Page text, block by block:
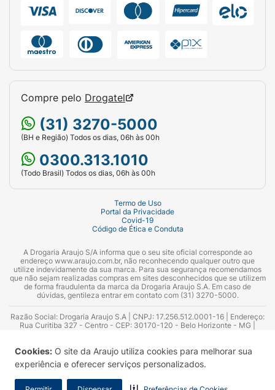
Cookies: O site da Araujo utiliza cookies para melhorar sua
experiência e oferecer serviços personalizados.
Melasyl é um novo ativo patenteado com
prevenir manchas como nunca antes. Com
eficácia clínica comprovada, ele intercepta o
excesso de melanina antes que cause
diferenças de tonalidade na pele.
uniformiza o tom, acalma e protege a barreira
da pele
Carnosina:Ação antioxidante
Ácido Hialurônico:Efeito hidratante
Ação esfoliativa e estímula da
renovação celular
Glicerina:Proteção da barreira da pele
Água Termal La Roche-Posay: Ação calmante
e suavizante
Composição:
DIMETHICONE • NIACINAMIDE • GLYCERIN •
PROPYLENE GLYCOL • POLYSILICONE-11 •
SILICA • BIS-PEG/PPG-16/16 PEG/PPG-16/16
Compre pelo Drogatel
(31) 3270-5000
(BH e Região) Todos os dias, 06h às 00h
0300.313.1010
(Todo Brasil) Todos os dias, 06h às 00h
Termo de Uso
Portal da Privacidade
Covid-19
Código de Ética e Conduta
A Drogaria Araujo S/A informa que o seu site oficial corresponde ao
endereço www.araujo.com.br, não reconhecendo qualquer outro que
utilize indevidamente da sua marca. Para sua segurança recomendamos
que não sejam realizadas compras em sites desconhecidos que se utilizem
de forma fraudulenta da marca da Drogaria Araujo S.A. Em caso de
dúvidas, gentileza entrar em contato com (31) 3270-5000.
Razão Social: Drogaria Araujo S.A | CNPJ: 17.256.512.0001-16 | Endereço:
Rua Curitiba 327 - Centro - CEP: 30170-120 - Belo Horizonte - MG |
Azevedo Guimarães – CRF 10.965 | Yasmin Silva Alvarenga – CRF 52.584 -
Consultor substituto: Thiago Aguiar Pinheiro - CRF Nº 13.748. Alvará
Sanitário: 2025020713 | Autorização de Funcionamento da Empresa (AFE):